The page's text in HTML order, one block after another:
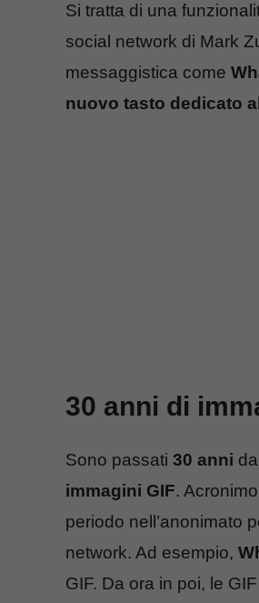
Si tratta di una
social network di Mark
messaggistica come
nuovo tasto dedicato
30 anni di
Sono passati 30 anni
immagini GIF.
periodo nell’anonimato
network. Ad esempio,
GIF. Da ora in poi, le